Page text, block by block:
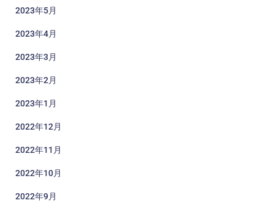
2023年5月
2023年4月
2023年3月
2023年2月
2023年1月
2022年12月
2022年11月
2022年10月
2022年9月